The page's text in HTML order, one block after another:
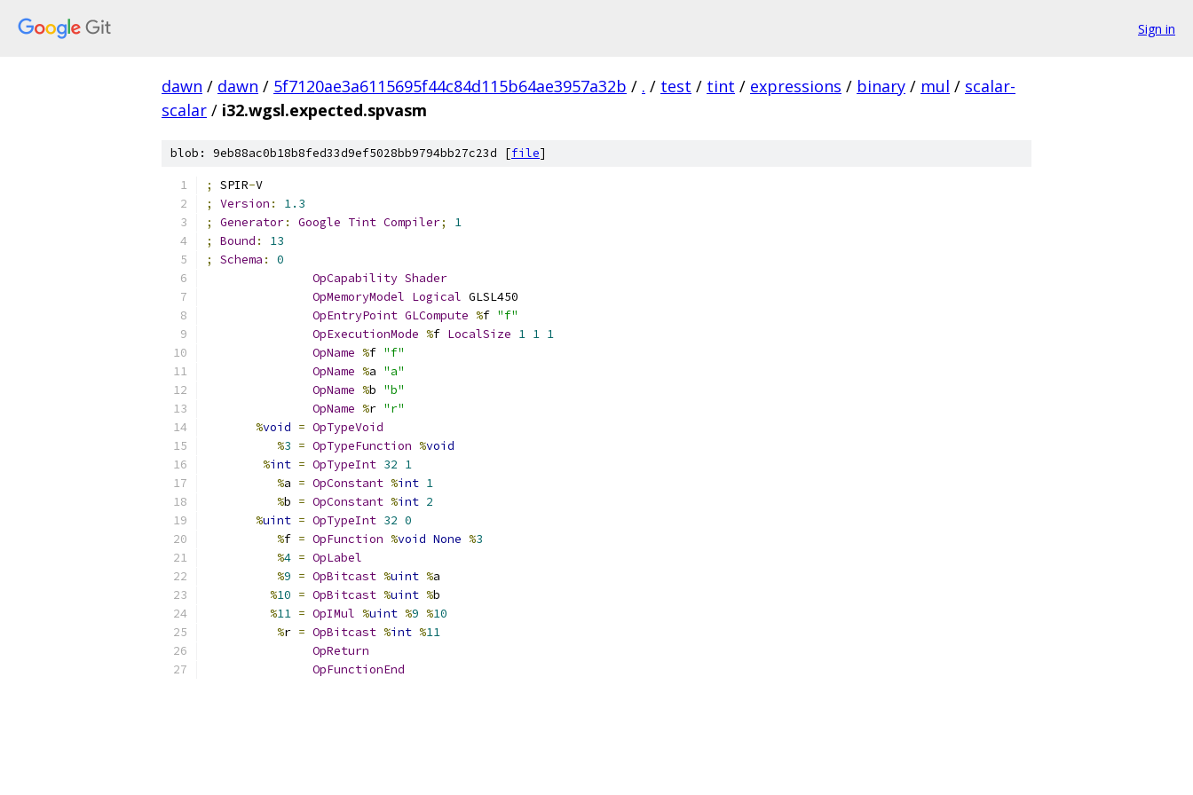
Sign in
dawn / dawn / 5f7120ae3a6115695f44c84d115b64ae3957a32b / . / test / tint / expressions / binary / mul / scalar-
scalar / i32.wgsl.expected.spvasm
blob: 9eb88ac0b18b8fed33d9ef5028bb9794bb27c23d [file]
; SPIR-V
;
Version :
1.3
;
Generator: Google Tint Compiler;
1
;
Bound :
13
;
Schema :
0
OpCapability Shader
OpMemoryModel Logical GLSL450
OpEntryPoint GLCompute %f "f"
OpExecutionMode %f LocalSize 1 1 1
OpName %f "f"
OpName %a "a"
OpName %b "b"
OpName %r "r"
%void = OpTypeVoid
%3 = OpTypeFunction %void
%int = OpTypeInt 32 1
%a = OpConstant %int 1
%b = OpConstant %int 2
%uint = OpTypeInt 32 0
%f = OpFunction %void None %3
%4 = OpLabel
%9 = OpBitcast %uint %a
%10 = OpBitcast %uint %b
%11 = OpIMul %uint %9 %10
%r = OpBitcast %int %11
OpReturn
OpFunctionEnd